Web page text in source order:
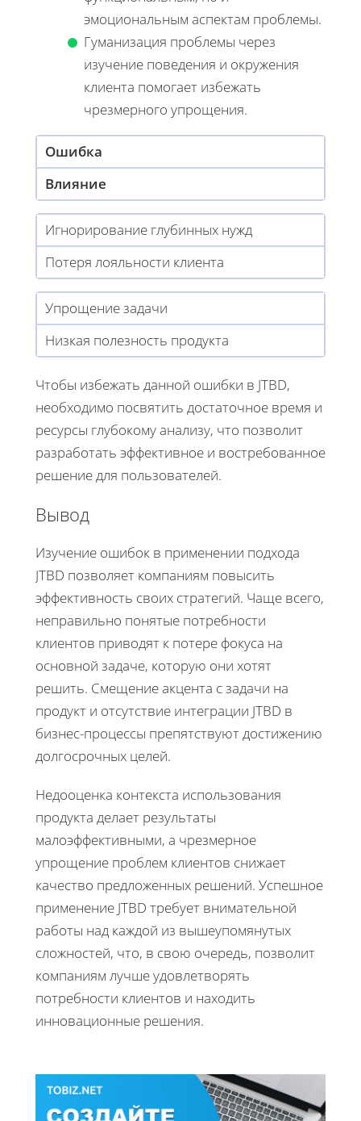
эмоциональным аспектам проблемы.
Гуманизация проблемы через
изучение поведения и окружения
клиента помогает избежать
чрезмерного упрощения.
Ошибка
Влияние
Игнорирование глубинных нужд
Потеря лояльности клиента
Упрощение задачи
Низкая полезность продукта
Чтобы избежать данной ошибки в JTBD,
необходимо посвятить достаточное время и
ресурсы глубокому анализу, что позволит
разработать эффективное и востребованное
решение для пользователей.
Вывод
Изучение ошибок в применении подхода
JTBD позволяет компаниям повысить
эффективность своих стратегий. Чаще всего,
неправильно понятые потребности
клиентов приводят к потере фокуса на
основной задаче, которую они хотят
решить. Смещение акцента с задачи на
продукт и отсутствие интеграции JTBD в
бизнес-процессы препятствуют достижению
долгосрочных целей.
Недооценка контекста использования
продукта делает результаты
малоэффективными, а чрезмерное
упрощение проблем клиентов снижает
качество предложенных решений. Успешное
применение JTBD требует внимательной
работы над каждой из вышеупомянутых
сложностей, что, в свою очередь, позволит
компаниям лучше удовлетворять
потребности клиентов и находить
инновационные решения.